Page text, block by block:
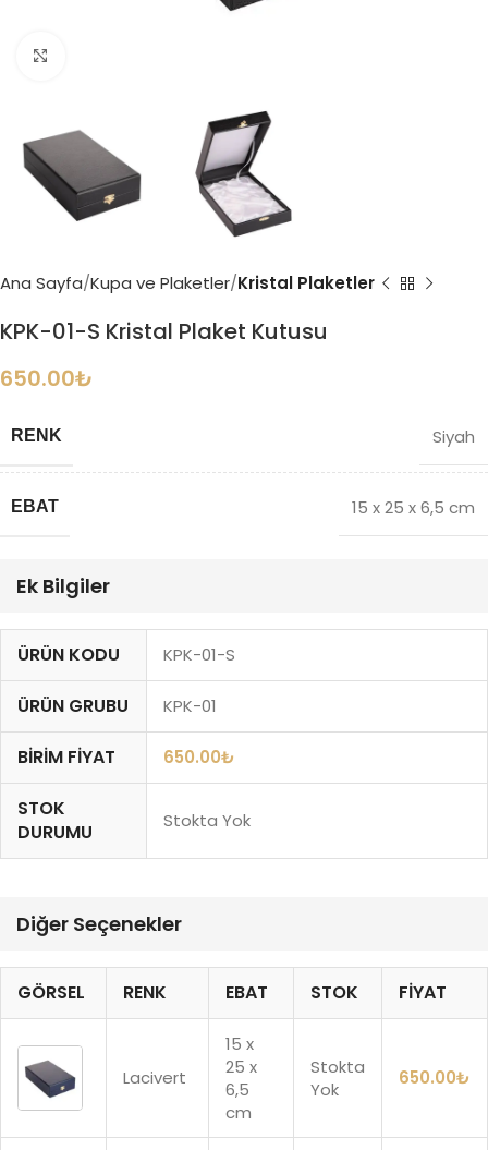
Ana Sayfa Kupa ve Plaketler Kristal Plaketler
KPK-01-S Kristal Plaket Kutusu
650.00₺
RENK Siyah
EBAT 15 x 25 x 6,5 cm
Ek Bilgiler
ÜRÜN KODU KPK-01-S
ÜRÜN GRUBU KPK-01
BIRIM FIYAT 650.00₺
STOK
DURUMU
Stokta Yok
Diğer Seçenekler
GÖRSEL RENK EBAT STOK FIYAT
Lacivert
15 x
25 x
6,5
cm
Stokta
Yok
650.00₺